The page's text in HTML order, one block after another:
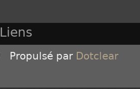
Liens
Propulsé par Dotclear